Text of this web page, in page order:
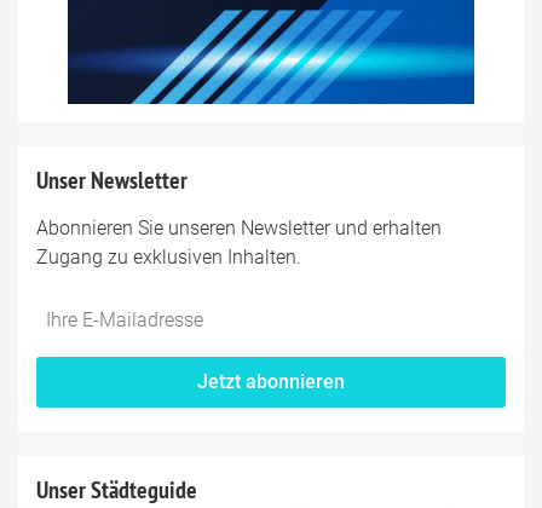
Unser Newsletter
Abonnieren Sie unseren Newsletter und erhalten
Zugang zu exklusiven Inhalten.
Jetzt abonnieren
Unser Städteguide